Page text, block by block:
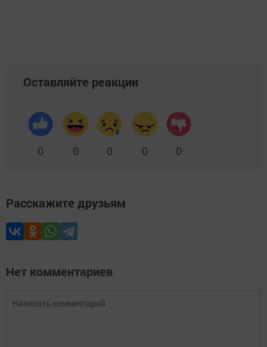
Оставляйте реакции
0 0 0 0 0
Расскажите друзьям
Нет комментариев